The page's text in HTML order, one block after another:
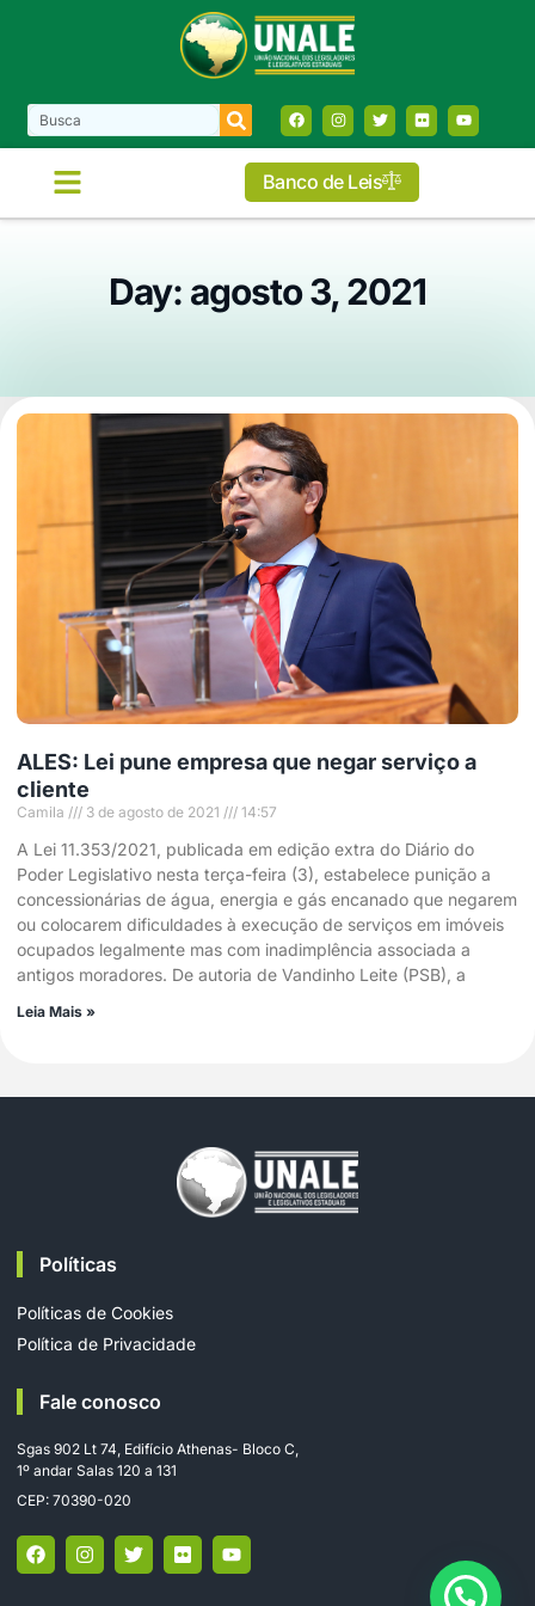
Banco de Leis
Day: agosto 3, 2021
ALES: Lei pune empresa que negar serviço a
cliente
Camila 3 de agosto de 2021 14:57
A Lei 11.353/2021, publicada em edição extra do Diário do
Poder Legislativo nesta terça-feira (3), estabelece punição a
concessionárias de água, energia e gás encanado que negarem
ou colocarem dificuldades à execução de serviços em imóveis
ocupados legalmente mas com inadimplência associada a
antigos moradores. De autoria de Vandinho Leite (PSB), a
Leia Mais »
Políticas
Políticas de Cookies
Política de Privacidade
Fale conosco
Sgas 902 Lt 74, Edifício Athenas- Bloco C,
1º andar Salas 120 a 131
CEP: 70390-020